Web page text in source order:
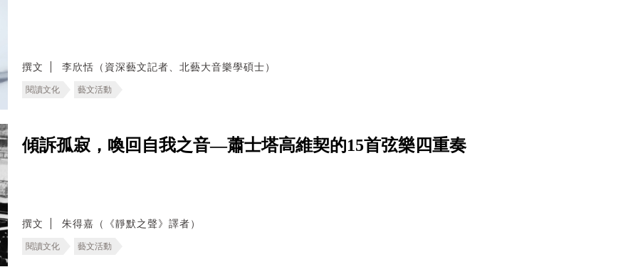
撰文 李欣恬（資深藝文記者、北藝大音樂學碩士）
閱讀文化 藝文活動
傾訴孤寂，喚回自我之音—蕭士塔高維契的15首弦樂四重奏
撰文 朱得嘉（《靜默之聲》譯者）
閱讀文化 藝文活動